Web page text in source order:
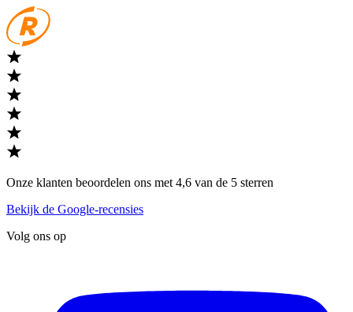
Onze klanten beoordelen ons met 4,6 van de 5 sterren
Bekijk de Google-recensies
Volg ons op